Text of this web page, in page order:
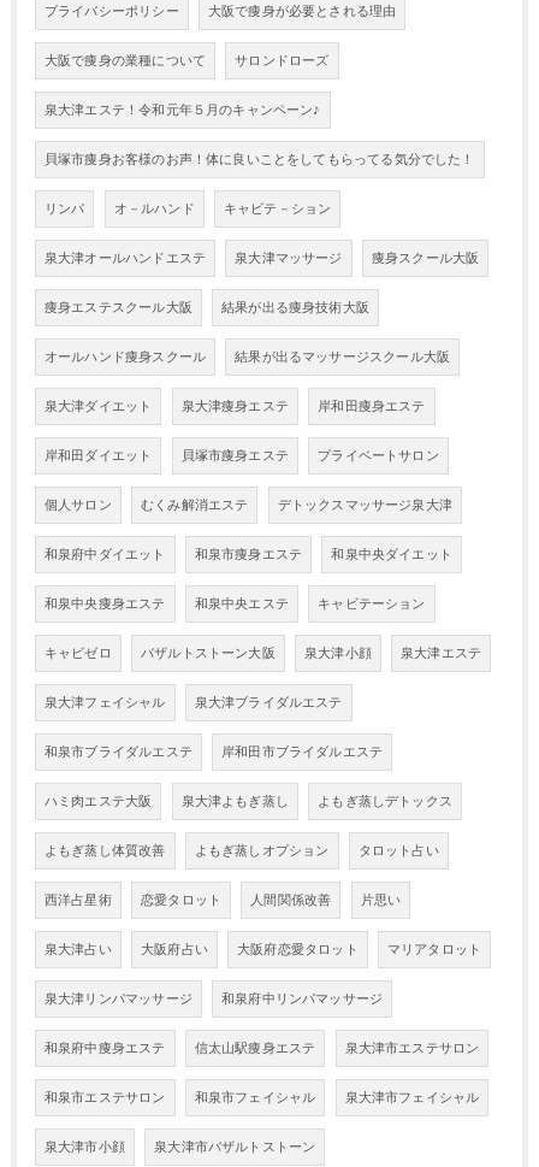
プライバシーポリシー 大阪で痩身が必要とされる理由
大阪で痩身の業種について サロンドローズ
泉大津エステ！令和元年５月のキャンペーン♪
貝塚市痩身お客様のお声！体に良いことをしてもらってる気分でした！
リンパ オ－ルハンド キャビテ－ション
泉大津オールハンドエステ 泉大津マッサージ 痩身スクール大阪
痩身エステスクール大阪 結果が出る痩身技術大阪
オールハンド痩身スクール 結果が出るマッサージスクール大阪
泉大津ダイエット 泉大津痩身エステ 岸和田痩身エステ
岸和田ダイエット 貝塚市痩身エステ プライベートサロン
個人サロン むくみ解消エステ デトックスマッサージ泉大津
和泉府中ダイエット 和泉市痩身エステ 和泉中央ダイエット
和泉中央痩身エステ 和泉中央エステ キャビテーション
キャビゼロ バザルトストーン大阪 泉大津小顔 泉大津エステ
泉大津フェイシャル 泉大津ブライダルエステ
和泉市ブライダルエステ 岸和田市ブライダルエステ
ハミ肉エステ大阪 泉大津よもぎ蒸し よもぎ蒸しデトックス
よもぎ蒸し体質改善 よもぎ蒸しオプション タロット占い
西洋占星術 恋愛タロット 人間関係改善 片思い
泉大津占い 大阪府占い 大阪府恋愛タロット マリアタロット
泉大津リンパマッサージ 和泉府中リンパマッサージ
和泉府中痩身エステ 信太山駅痩身エステ 泉大津市エステサロン
和泉市エステサロン 和泉市フェイシャル 泉大津市フェイシャル
泉大津市小顔 泉大津市バザルトストーン